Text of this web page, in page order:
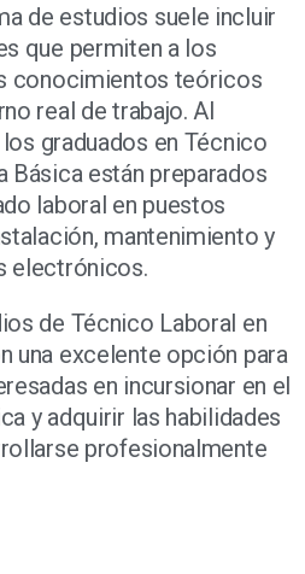
de estudios suele incluir
que permiten a los
conocimientos teóricos
real de trabajo. Al
graduados en Técnico
Básica están preparados
laboral en puestos
mantenimiento y
electrónicos.
de Técnico Laboral en
una excelente opción para
en incursionar en el
y adquirir las habilidades
profesionalmente